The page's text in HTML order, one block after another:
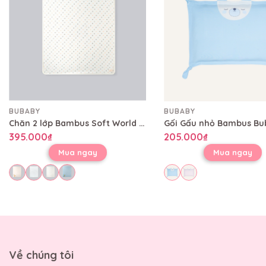
BUBABY
Chăn 2 lớp Bambus Soft World Bubaby 80x100 cm CBB08002L
395.000₫
Mua ngay
BUBABY
205.000₫
Mua ngay
Về chúng tôi